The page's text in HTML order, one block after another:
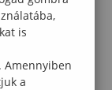
is
Amennyiben
a